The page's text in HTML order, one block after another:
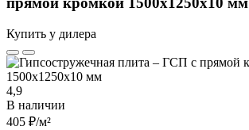
Купить у дилера
4,9
В наличии
405 ₽/м²